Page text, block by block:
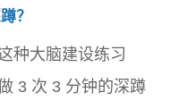
？
种大脑建设练习
3 次 3 分钟的深蹲